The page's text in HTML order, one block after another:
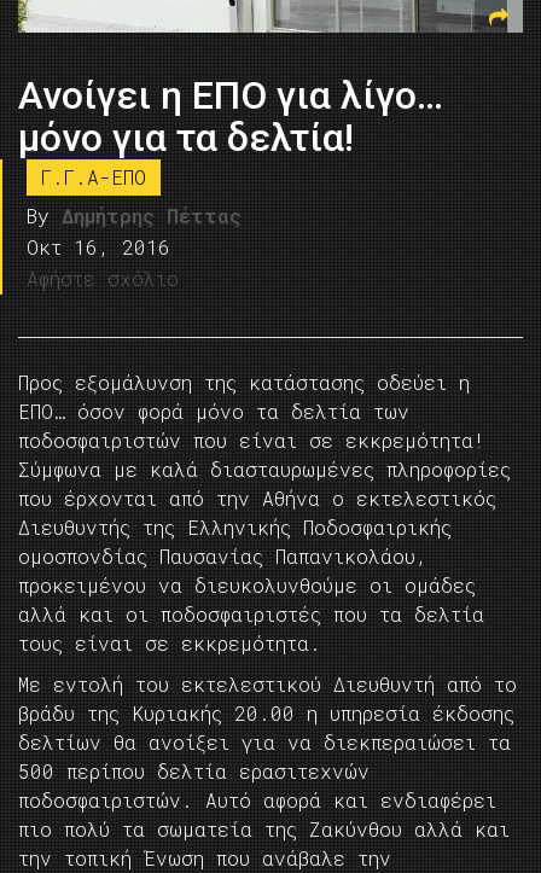
Ανοίγει η ΕΠΟ για λίγο…
μόνο για τα δελτία!
Γ.Γ.Α-ΕΠΟ
By Δημήτρης Πέττας
Οκτ 16, 2016
Αφήστε σχόλιο
Προς εξομάλυνση της κατάστασης οδεύει η
ΕΠΟ… όσον φορά μόνο τα δελτία των
ποδοσφαιριστών που είναι σε εκκρεμότητα!
Σύμφωνα με καλά διασταυρωμένες πληροφορίες
που έρχονται από την Αθήνα ο εκτελεστικός
Διευθυντής της Ελληνικής Ποδοσφαιρικής
ομοσπονδίας Παυσανίας Παπανικολάου,
προκειμένου να διευκολυνθούμε οι ομάδες
αλλά και οι ποδοσφαιριστές που τα δελτία
τους είναι σε εκκρεμότητα.
Με εντολή του εκτελεστικού Διευθυντή από το
βράδυ της Κυριακής 20.00 η υπηρεσία έκδοσης
δελτίων θα ανοίξει για να διεκπεραιώσει τα
500 περίπου δελτία ερασιτεχνών
ποδοσφαιριστών. Αυτό αφορά και ενδιαφέρει
πιο πολύ τα σωματεία της Ζακύνθου αλλά και
την τοπική Ένωση που ανάβαλε την